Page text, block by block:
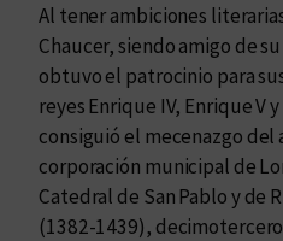
Al tener ambiciones
Chaucer, siendo amigo de
obtuvo el patrocinio para
reyes Enrique IV, Enrique V
consiguió el mecenazgo
corporación municipal de
Catedral de San Pablo y de
(1382-1439),